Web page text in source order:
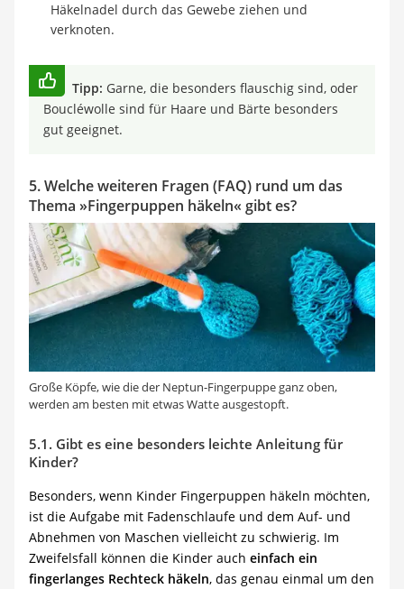
Häkelnadel durch das Gewebe ziehen und
verknoten.
Tipp: Garne, die besonders flauschig sind, oder
Boucléwolle sind für Haare und Bärte besonders
gut geeignet.
5. Welche weiteren Fragen (FAQ) rund um das
Thema »Fingerpuppen häkeln« gibt es?
Große Köpfe, wie die der Neptun-Fingerpuppe ganz oben,
werden am besten mit etwas Watte ausgestopft.
5.1. Gibt es eine besonders leichte Anleitung für
Kinder?
Besonders, wenn Kinder Fingerpuppen häkeln möchten,
ist die Aufgabe mit Fadenschlaufe und dem Auf- und
Abnehmen von Maschen vielleicht zu schwierig. Im
Zweifelsfall können die Kinder auch einfach ein
fingerlanges Rechteck häkeln, das genau einmal um den